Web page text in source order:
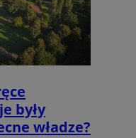
były
władze?